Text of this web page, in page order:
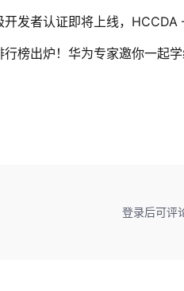
开发者认证即将上线，
榜出炉！华为专家邀你一起学
登录后可评